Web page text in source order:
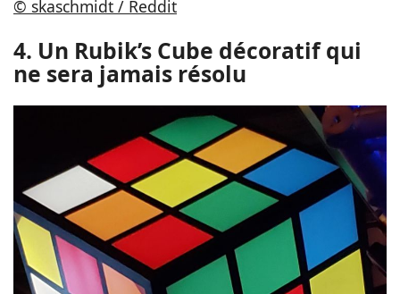
© skaschmidt / Reddit
4. Un Rubik’s Cube décoratif qui
ne sera jamais résolu